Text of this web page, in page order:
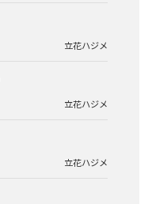
立花ハジメ
立花ハジメ
立花ハジメ